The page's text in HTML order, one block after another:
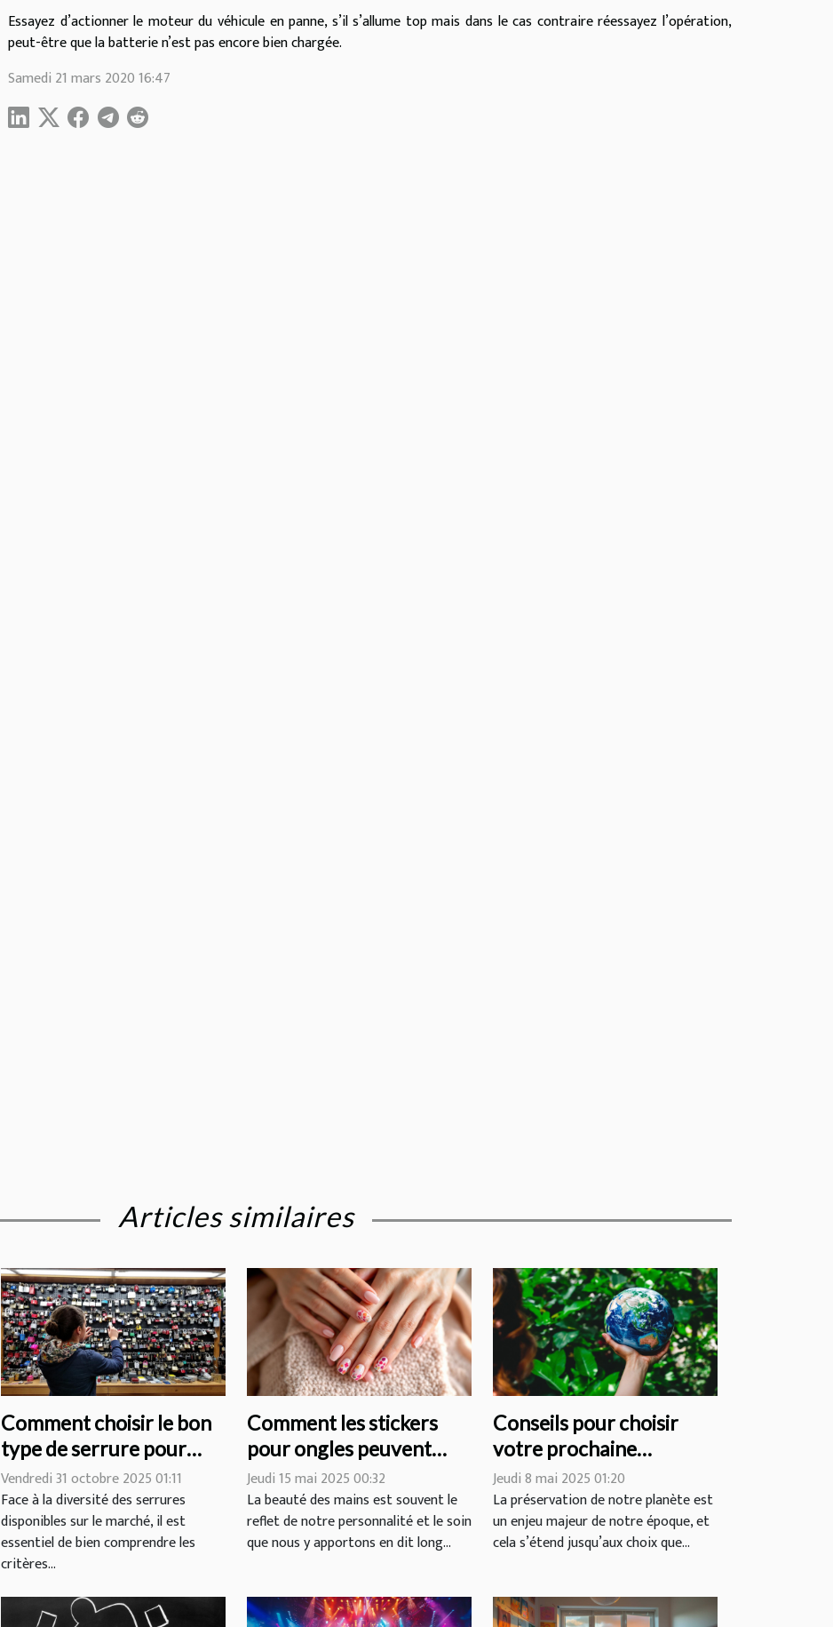
Essayez d’actionner le moteur du véhicule en panne, s’il s’allume top mais dans le cas contraire réessayez l’opération,
peut-être que la batterie n’est pas encore bien chargée.
Samedi 21 mars 2020 16:47
Articles similaires
Comment choisir le bon
type de serrure pour
votre domicile ?
Vendredi 31 octobre 2025 01:11
Face à la diversité des serrures
disponibles sur le marché, il est
essentiel de bien comprendre les
critères...
Comment les stickers
pour ongles peuvent
transformer votre
routine de beauté
Jeudi 15 mai 2025 00:32
La beauté des mains est souvent le
reflet de notre personnalité et le soin
que nous y apportons en dit long...
Conseils pour choisir
votre prochaine
destination de voyage
éco-responsable
Jeudi 8 mai 2025 01:20
La préservation de notre planète est
un enjeu majeur de notre époque, et
cela s’étend jusqu’aux choix que...